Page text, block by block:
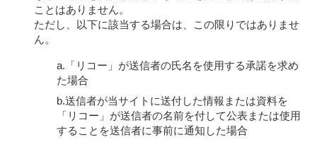
ことはありません。
ただし、以下に該当する場合は、この限りではありませ
ん。
a.「リコー」が送信者の氏名を使用する承諾を求め
た場合
b.送信者が当サイトに送付した情報または資料を
「リコー」が送信者の名前を付して公表または使用
することを送信者に事前に通知した場合